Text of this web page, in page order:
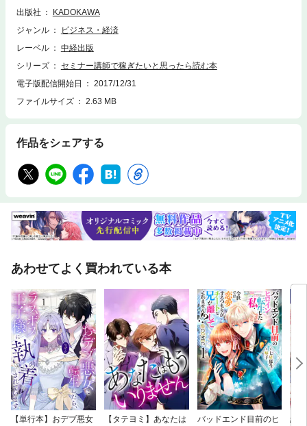
法」「当日の段取り」「効果的な話し方」等々、松尾先生だからこそ書け
る、現場で役立つ具体的なノウハウがぎゅっと詰まっています！
出版社
KADOKAWA
ジャンル
ビジネス・経済
レーベル
中経出版
シリーズ
セミナー講師で稼ぎたいと思ったら読む本
電子版配信開始日
2017/12/31
ファイルサイズ
2.63 MB
作品をシェアする
あわせてよく買われている本
【単行本】おデブ悪女
【タテヨミ】あなたは
バッドエンド目前のヒ
結